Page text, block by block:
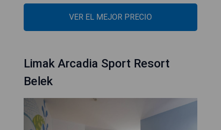
VER EL MEJOR PRECIO
Limak Arcadia Sport Resort
Belek